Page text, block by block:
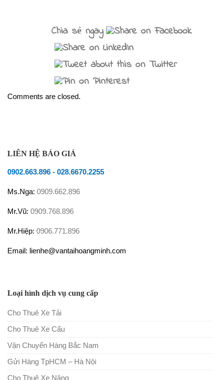
Chia sẻ ngay
Comments are closed.
LIÊN HỆ BÁO GIÁ
0902.663.896 - 028.6670.2255
Ms.Nga: 0909.662.896
Mr.Vũ: 0909.768.896
Mr.Hiệp: 0906.771.896
Email: lienhe@vantaihoangminh.com
Loại hình dịch vụ cung cấp
Cho Thuê Xe Tải
Cho Thuê Xe Cẩu
Vận Chuyển Hàng Bắc Nam
Gửi Hàng TpHCM – Hà Nội
Cho Thuê Xe Nâng